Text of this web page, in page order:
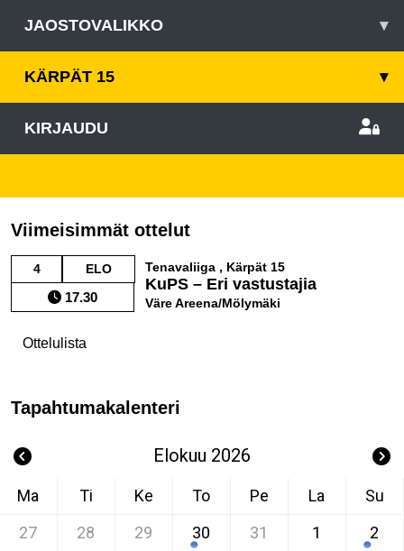
JAOSTOVALIKKO ▾
KÄRPÄT 15 ▾
KIRJAUDU
Viimeisimmät ottelut
4 ELO
17.30
Tenavaliiga , Kärpät 15
KuPS – Eri vastustajia
Väre Areena/Mölymäki
Ottelulista
Tapahtumakalenteri
Elokuu 2026
Ma Ti Ke To Pe La
Su
27
28 29 30 31 1
2